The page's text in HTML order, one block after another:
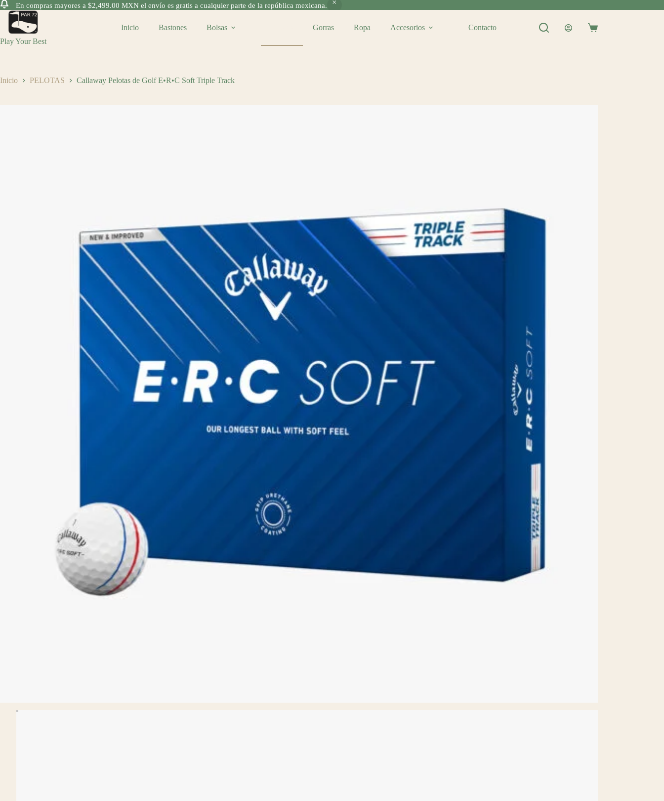
En compras mayores a $2,499.00 MXN el envío es gratis a cualquier parte de la república mexicana.
Saltar
contenido
Play Your Best
Inicio Bastones Bolsas Gorras Ropa Accesorios Contacto
Shopping
Inicio PELOTAS Callaway Pelotas de Golf E•R•C Soft Triple Track